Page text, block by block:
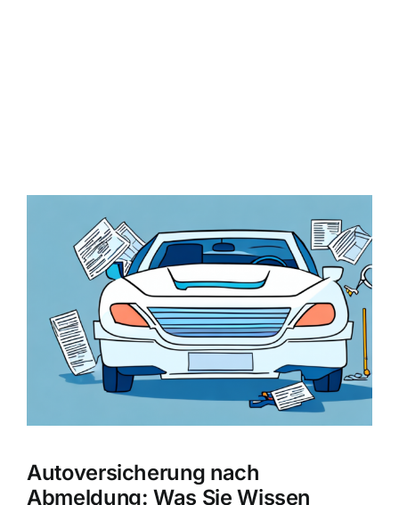
grösseres
Autoversicherung nach
Abmeldung: Was Sie Wissen